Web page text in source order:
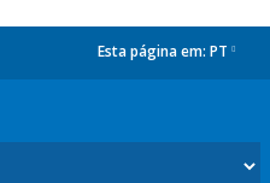
Esta página em: PT